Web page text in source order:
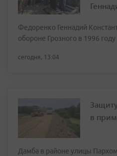
Федоренко Геннадий
обороне Грозного в 1996 году
сегодня, 13:04
в
Дамба в районе улицы